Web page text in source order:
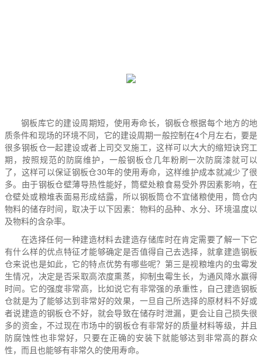
钢板库它的建设周期短，使用寿命长，钢板仓根据每个地方的地
质条件和现场的环境不同，它的建设周期一般控制在4个月左右，要是
很多钢板仓一起建设或者上司交叉施工，这样可以大大的缩短诀窍工
期，按照规范的防腐维护，一般钢板仓几年粉刷一次防腐漆就可以
了，这样可以保证钢板仓30年的使用寿命，这样维护成本就减少了很
多。由于钢板仓壁薄导热性能好，筒壁处粮食易受外界因素影响，在
仓壁处或粮堆表面易形成结露，所以钢板筒仓不宜储粮使用，筒仓内
物料的储存时间，取决于以下因素：物料的品种、水分、环境温度以
及物料的含杂率。
在选择任何一种建造材料去建造存储库时在肯定需要了解一下它
有什么样的优点特征才能够确定是否值得自己去选择，就拿建造钢板
仓来说也是如此，它的特点优势有哪些呢？第三是视粮堆内的虫霉发
生情况，决定是否采取高浓度熏蒸，抑制虫霉生长，为通风降水赢得
时间。它的强度非常高，比如说它有非常强的承重性，自己建造钢板
仓就是为了能够达到非常好的效果，一旦自己所选择的原材料不好或
者说建造的钢板仓不好，就会导致在储存时泄漏，更会让自己损失很
多的资金，不过现在市场中的钢板仓有非常好的质量材料等级，并且
防腐蚀性也非常好，只要在正确的安装下就能够达到非常高的群众
性，而且也能够有非常久的使用寿命。